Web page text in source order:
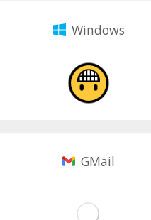
Windows
GMail